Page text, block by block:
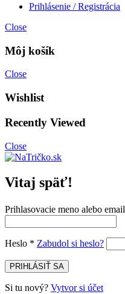
Prihlásenie / Registrácia
Close
Môj košík
Close
Wishlist
Recently Viewed
Close
Vitaj späť!
Prihlasovacie meno alebo email
Heslo * Zabudol si heslo?
PRIHLÁSIŤ SA
Si tu nový? Vytvor si účet